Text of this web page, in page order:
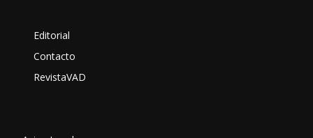
Editorial
Contacto
RevistaVAD